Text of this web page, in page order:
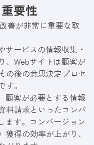
要性
善が非常に重要な取
サービスの情報収集・
、Webサイトは顧客が
の後の意思決定プロセ
。
顧客が必要とする情報
料請求といったコンバ
ます。コンバージョン
得の効率が上がり、